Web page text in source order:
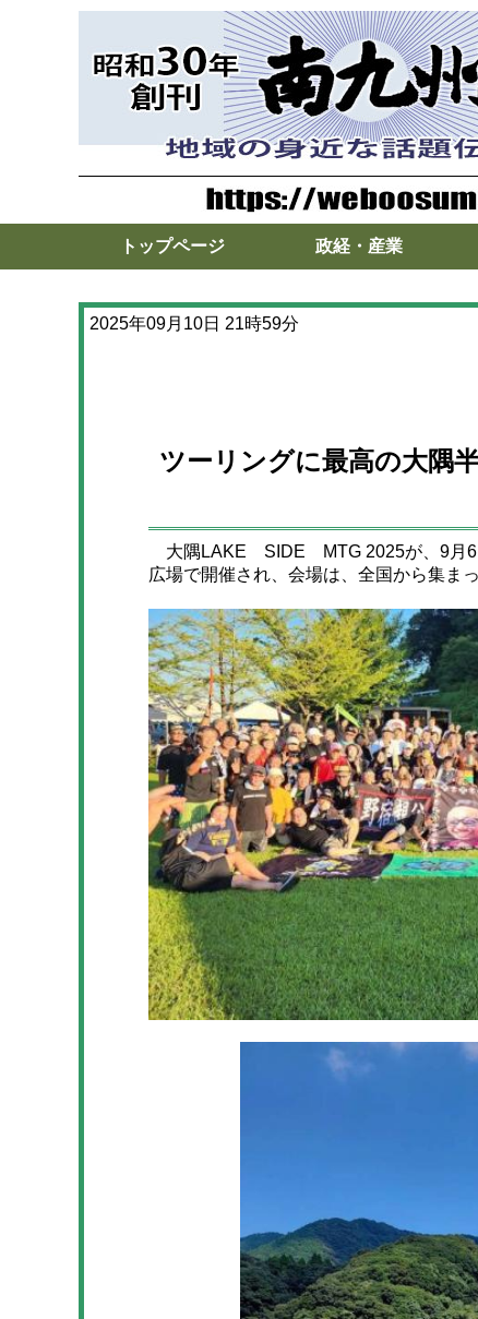
トップページ 政経・産業
2025年09月10日 21時59分
ツーリングに最高の大隅
大隅LAKE SIDE MTG 2025が、9月6
広場で開催され、会場は、全国から集ま